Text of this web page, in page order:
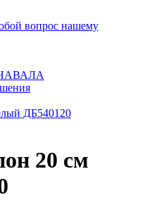
вопрос нашему
ДБ540120
20 см